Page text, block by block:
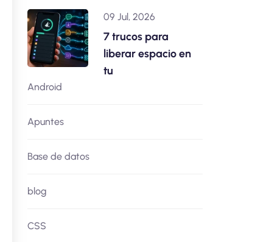
09 Jul, 2026
7 trucos para
liberar espacio en
tu
Android
Apuntes
Base de datos
blog
CSS